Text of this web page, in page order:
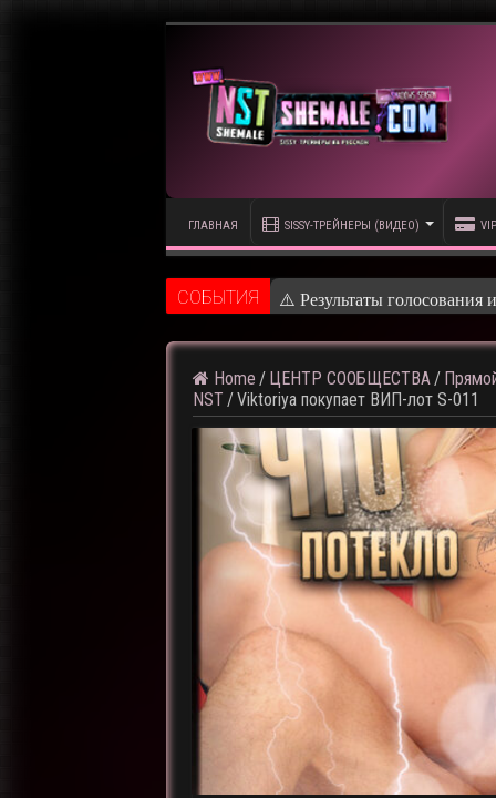
ГЛАВНАЯ SISSY-ТРЕЙНЕРЫ (ВИДЕО)
CОБЫТИЯ ⚠️ Результаты голосования
Home / ЦЕНТР СООБЩЕСТВА /
NST /Viktoriya покупает ВИП-лот S-011